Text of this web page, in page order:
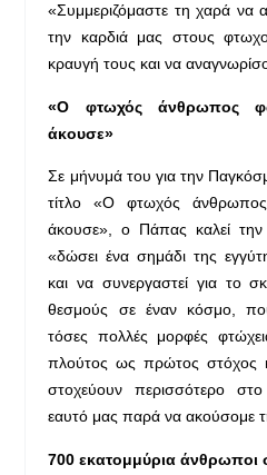
«Συμμεριζόμαστε τη χαρά να
την καρδιά μας στους
κραυγή τους και να
«Ο φτωχός άνθρωπος
άκουσε»
Σε μήνυμά του για την
τίτλο «Ο φτωχός
άκουσε», ο Πάπας καλεί την
«δώσει ένα σημάδι της
και να συνεργαστεί για το
θεσμούς σε έναν κόσμο,
τόσες πολλές μορφές
πλούτος ως πρώτος στόχος
στοχεύουν περισσότερο
εαυτό μας παρά να ακούσομε
700 εκατομμύρια άνθρωποι